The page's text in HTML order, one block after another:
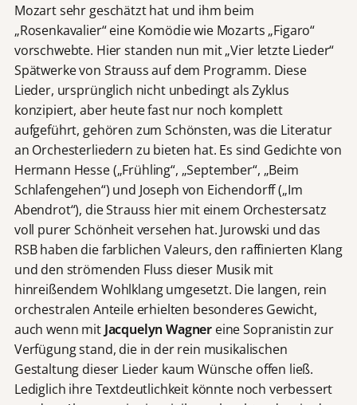
Mozart sehr geschätzt hat und ihm beim
„Rosenkavalier“ eine Komödie wie Mozarts „Figaro“
vorschwebte. Hier standen nun mit „Vier letzte Lieder“
Spätwerke von Strauss auf dem Programm. Diese
Lieder, ursprünglich nicht unbedingt als Zyklus
konzipiert, aber heute fast nur noch komplett
aufgeführt, gehören zum Schönsten, was die Literatur
an Orchesterliedern zu bieten hat. Es sind Gedichte von
Hermann Hesse („Frühling“, „September“, „Beim
Schlafengehen“) und Joseph von Eichendorff („Im
Abendrot“), die Strauss hier mit einem Orchestersatz
voll purer Schönheit versehen hat. Jurowski und das
RSB haben die farblichen Valeurs, den raffinierten Klang
und den strömenden Fluss dieser Musik mit
hinreißendem Wohlklang umgesetzt. Die langen, rein
orchestralen Anteile erhielten besonderes Gewicht,
auch wenn mit Jacquelyn Wagner eine Sopranistin zur
Verfügung stand, die in der rein musikalischen
Gestaltung dieser Lieder kaum Wünsche offen ließ.
Lediglich ihre Textdeutlichkeit könnte noch verbessert